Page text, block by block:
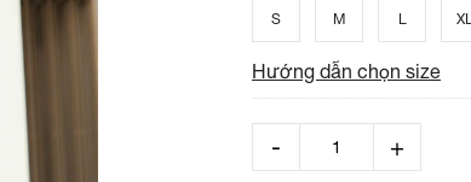
S M L
Hướng dẫn chọn size